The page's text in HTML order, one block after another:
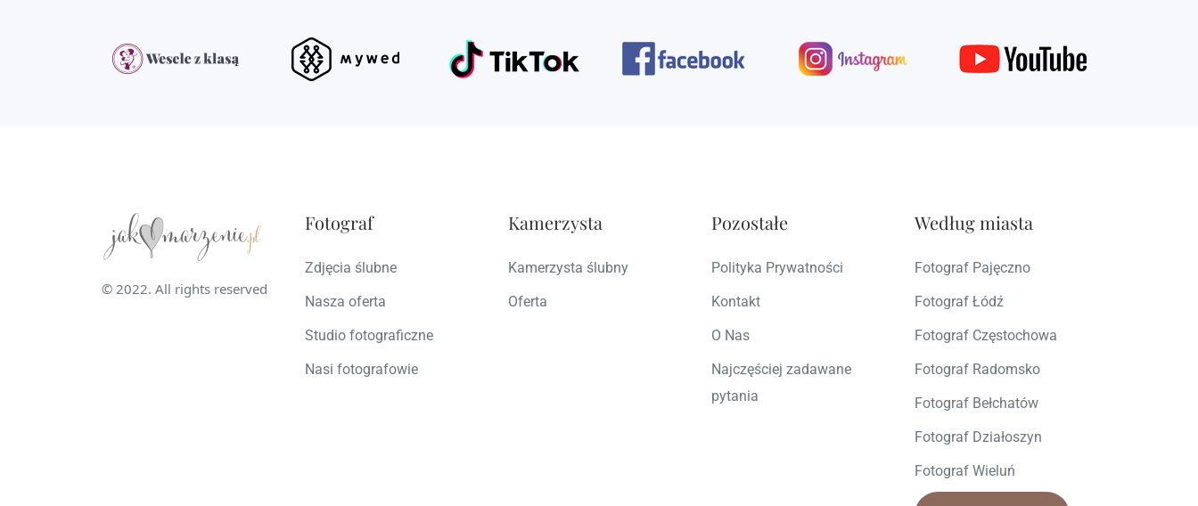
© 2022. All rights reserved
Fotograf
Zdjęcia ślubne
Nasza oferta
Studio fotograficzne
Nasi fotografowie
Kamerzysta
Kamerzysta ślubny
Oferta
Pozostałe
Polityka Prywatności
Kontakt
O Nas
Najczęściej zadawane
pytania
Według miasta
Fotograf Pajęczno
Fotograf Łódź
Fotograf Częstochowa
Fotograf Radomsko
Fotograf Bełchatów
Fotograf Działoszyn
Fotograf Wieluń